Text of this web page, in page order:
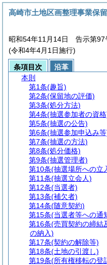
高崎市土地区画整理事業保
昭和54年11月14日 告示第97
(令和4年4月1日施行)
条項目次
沿革
本則
第1条(趣旨)
第2条(保留地の評価)
第3条(処分方法)
第4条(抽選参加者の資
第5条(抽選の公告)
第6条(抽選参加申込み
第7条(抽選の方法)
第8条(処分価格)
第9条(抽選管理者)
第10条(抽選場所への立
第11条(抽選立会人)
第12条(当選者)
第13条(補欠者)
第14条(随意契約)
第15条(当選者等への通
第16条(売買契約の締結
の納入)
第17条(契約の解除等)
第18条(土地の引渡し)
第19条(所有権移転の登